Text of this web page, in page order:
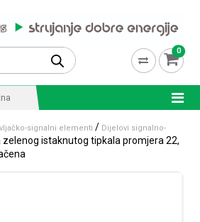
0
signalni elementi / Dijelovi signalno-
zelenog istaknutog tipkala promjera 22,